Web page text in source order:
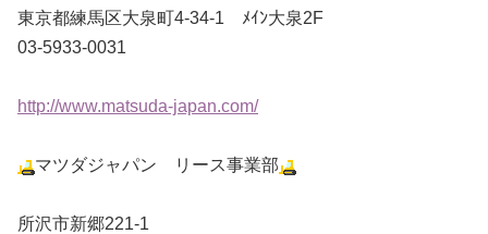
東京都練馬区大泉町4-34-1 ﾒｲﾝ大泉2F
03-5933-0031
http://www.matsuda-japan.com/
マツダジャパン リース事業部
所沢市新郷221-1